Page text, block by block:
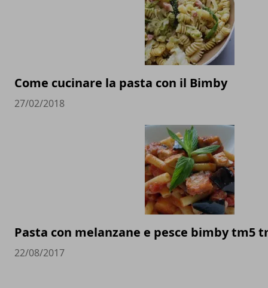
Come cucinare la pasta con il Bimby
27/02/2018
Pasta con melanzane e pesce bimby tm5
22/08/2017